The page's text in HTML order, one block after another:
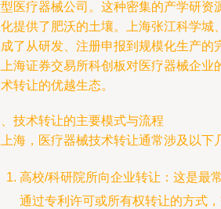
医疗器械公司。这种密集的产学研资
提供了肥沃的土壤。上海张江科学城
了从研发、注册申报到规模化生产的
海证券交易所科创板对医疗器械企业
转让的优越生态。
技术转让的主要模式与流程
海，医疗器械技术转让通常涉及以下
高校/科研院所向企业转让：这是最
通过专利许可或所有权转让的方式